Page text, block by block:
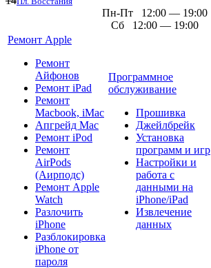
Пн-Пт 12:00 — 19:00
Сб 12:00 — 19:00
Ремонт Apple
Ремонт
Айфонов
Ремонт iPad
Ремонт
Macbook, iMac
Апгрейд Mac
Ремонт iPod
Ремонт
AirPods
(Аирподс)
Ремонт Apple
Watch
Разлочить
iPhone
Разблокировка
iPhone от
пароля
Программное
обслуживание
Прошивка
Джейлбрейк
Установка
программ и игр
Настройки и
работа с
данными на
iPhone/iPad
Извлечение
данных